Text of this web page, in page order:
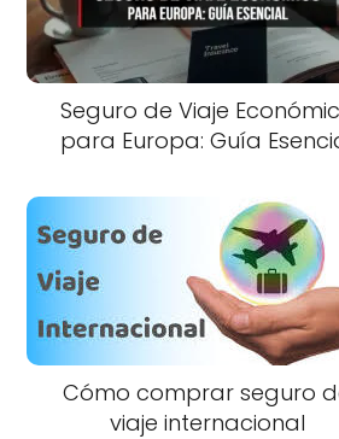
Seguro de Viaje
para Europa: Guía
Cómo comprar seguro
viaje internacional